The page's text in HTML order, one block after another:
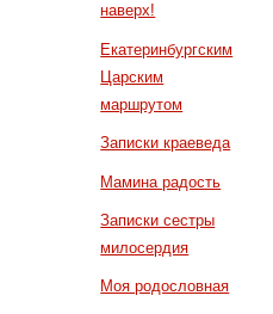
наверх!
Екатеринбургским
Царским
маршрутом
Записки краеведа
Мамина радость
Записки сестры
милосердия
Моя родословная